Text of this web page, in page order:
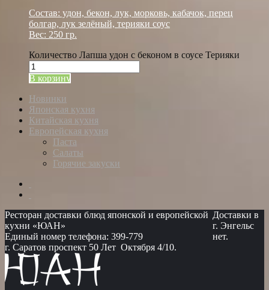
Состав: удон, бекон, лук, морковь, кабачок, перец
болгар, лук зелёный, терияки соус
Вес: 250 гр.
Количество Лапша удон с беконом в соусе Терияки
В корзину
Новинки
Японская кухня
Китайская кухня
Европейская кухня
Паста
Салаты
Горячие закуски
Ресторан доставки блюд японской и европейской
кухни «ЮАН»
Единый номер телефона: 399-779
г. Саратов проспект 50 Лет Октября 4/10.
Доставки в
г. Энгельс
нет.